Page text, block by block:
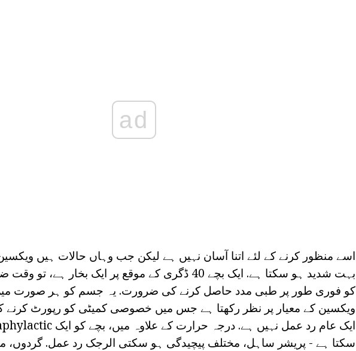
ad
بہت شدید ہو سکتا ہے. ایک بچے 40 ڈگری کے موقع پر ایک بخار
کو فوری طور پر طبی مدد حاصل کرنے کی ضرورت. یہ جسم کو ہر صورت
ویکسین کے معیار پر نظر رکھتا ہے جس میں خصوصی کمیٹی کو رپورٹ کرنے
سکتا ہے - پریشر ساہل، مختلف پیچیدگی ہو سکتی الرجک رد عمل. گردوں،